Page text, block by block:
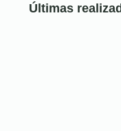
Últimas